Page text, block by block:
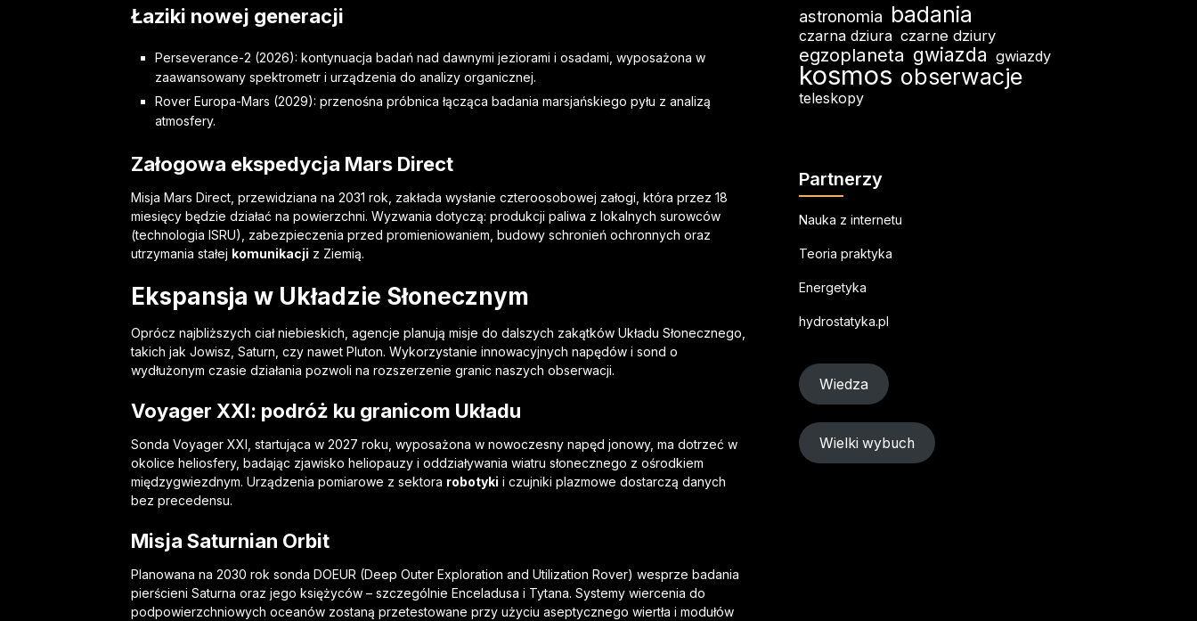
Łaziki nowej generacji
Perseverance-2 (2026): kontynuacja badań nad dawnymi jeziorami i osadami, wyposażona w
zaawansowany spektrometr i urządzenia do analizy organicznej.
Rover Europa-Mars (2029): przenośna próbnica łącząca badania marsjańskiego pyłu z analizą
atmosfery.
Załogowa ekspedycja Mars Direct
Misja Mars Direct, przewidziana na 2031 rok, zakłada wysłanie czteroosobowej załogi, która przez 18
miesięcy będzie działać na powierzchni. Wyzwania dotyczą: produkcji paliwa z lokalnych surowców
(technologia ISRU), zabezpieczenia przed promieniowaniem, budowy schronień ochronnych oraz
utrzymania stałej komunikacji z Ziemią.
Ekspansja w Układzie Słonecznym
Oprócz najbliższych ciał niebieskich, agencje planują misje do dalszych zakątków Układu Słonecznego,
takich jak Jowisz, Saturn, czy nawet Pluton. Wykorzystanie innowacyjnych napędów i sond o
wydłużonym czasie działania pozwoli na rozszerzenie granic naszych obserwacji.
Voyager XXI: podróż ku granicom Układu
Sonda Voyager XXI, startująca w 2027 roku, wyposażona w nowoczesny napęd jonowy, ma dotrzeć w
okolice heliosfery, badając zjawisko heliopauzy i oddziaływania wiatru słonecznego z ośrodkiem
międzygwiezdnym. Urządzenia pomiarowe z sektora robotyki i czujniki plazmowe dostarczą danych
bez precedensu.
Misja Saturnian Orbit
Planowana na 2030 rok sonda DOEUR (Deep Outer Exploration and Utilization Rover) wesprze badania
pierścieni Saturna oraz jego księżyców – szczególnie Enceladusa i Tytana. Systemy wiercenia do
podpowierzchniowych oceanów zostaną przetestowane przy użyciu aseptycznego wiertła i modułów
astronomia badania
czarna dziura czarne dziury
egzoplaneta gwiazda gwiazdy
kosmos obserwacje
teleskopy
Partnerzy
Nauka z internetu
Teoria praktyka
Energetyka
hydrostatyka.pl
Wiedza
Wielki wybuch